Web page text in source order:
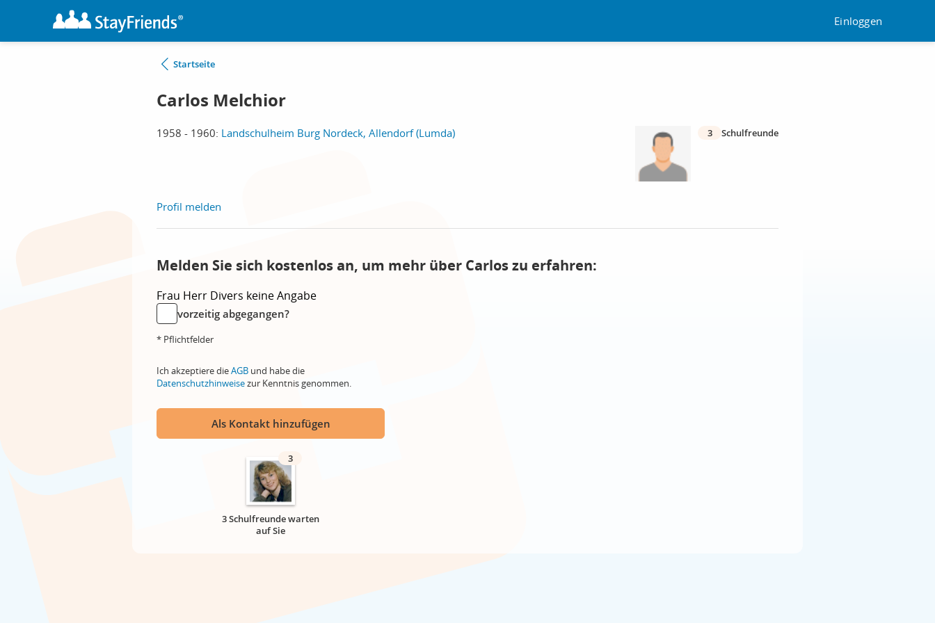
Einloggen
Startseite
Carlos Melchior
1958 - 1960: Landschulheim Burg Nordeck, Allendorf (Lumda) 3 Schulfreunde
Profil melden
Melden Sie sich kostenlos an, um mehr über Carlos zu erfahren:
Frau Herr Divers keine Angabe
vorzeitig abgegangen?
* Pflichtfelder
Ich akzeptiere dieAGB und habe die
Datenschutzhinweisezur Kenntnis genommen.
Als Kontakt hinzufügen
3
3 Schulfreunde warten
auf Sie